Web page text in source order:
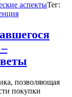
аспектыТег:
позволяющая
покупки